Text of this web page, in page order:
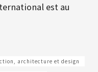
est au
architecture et design